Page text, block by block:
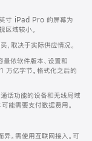
寸 iPad Pro 的屏幕为
域较小。
取决于实际供应情况。
依软件版本、设置和
亿字节。格式化之后的
话功能的设备和无线局域
能需要支付数据费用。
。需使用互联网接入。可